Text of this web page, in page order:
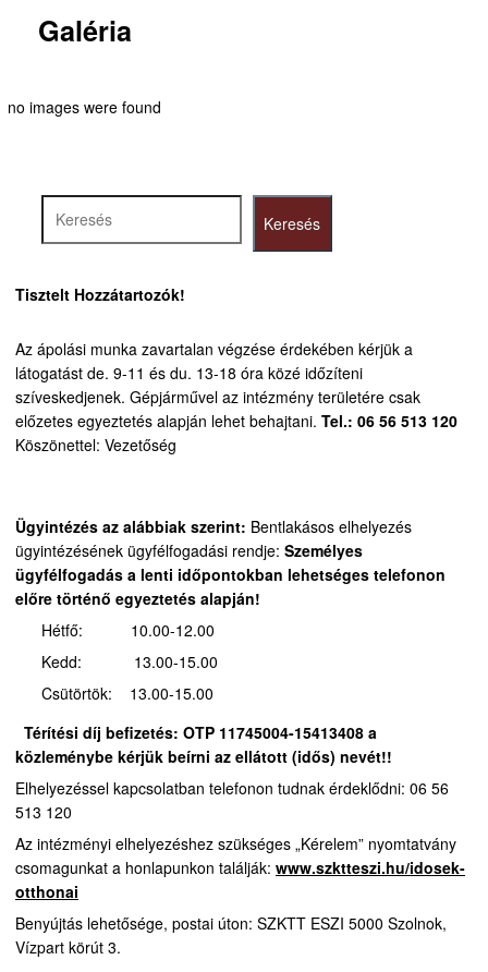
Galéria
no images were found
Keresés
Tisztelt Hozzátartozók!
Az ápolási munka zavartalan végzése érdekében kérjük a
látogatást de. 9-11 és du. 13-18 óra közé időzíteni
szíveskedjenek. Gépjárművel az intézmény területére csak
előzetes egyeztetés alapján lehet behajtani. Tel.: 06 56 513 120
Köszönettel: Vezetőség
Ügyintézés az alábbiak szerint: Bentlakásos elhelyezés
ügyintézésének ügyfélfogadási rendje: Személyes
ügyfélfogadás a lenti időpontokban lehetséges telefonon
előre történő egyeztetés alapján!
Hétfő: 10.00-12.00
Kedd: 13.00-15.00
Csütörtök: 13.00-15.00
Térítési díj befizetés: OTP 11745004-15413408 a
közleménybe kérjük beírni az ellátott (idős) nevét!!
Elhelyezéssel kapcsolatban telefonon tudnak érdeklődni: 06 56
513 120
Az intézményi elhelyezéshez szükséges „Kérelem” nyomtatvány
csomagunkat a honlapunkon találják: www.szktteszi.hu/idosek-
otthonai
Benyújtás lehetősége, postai úton: SZKTT ESZI 5000 Szolnok,
Vízpart körút 3.